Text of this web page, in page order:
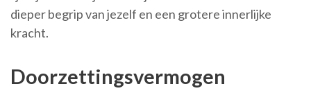
dieper begrip van jezelf en een grotere innerlijke
kracht.
Doorzettingsvermogen